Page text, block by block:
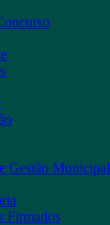
Gestão Municipal
Firmados